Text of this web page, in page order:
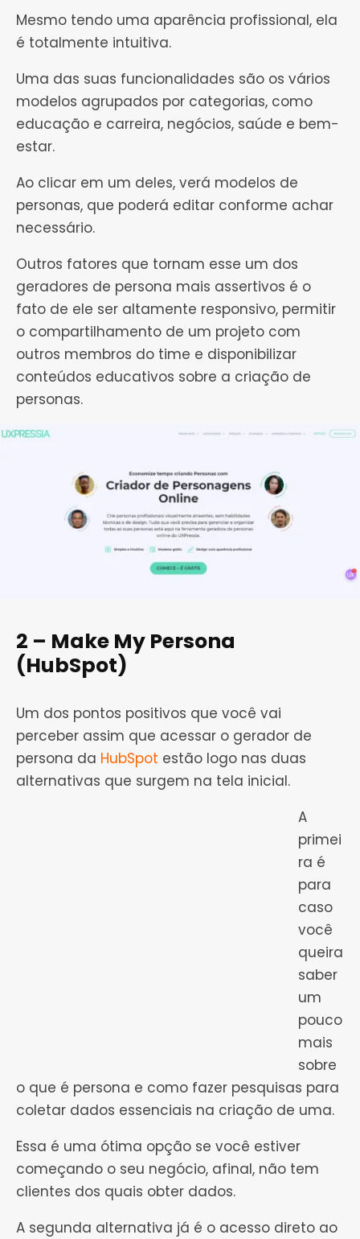
Mesmo tendo uma aparência profissional, ela
é totalmente intuitiva.
Uma das suas funcionalidades são os vários
modelos agrupados por categorias, como
educação e carreira, negócios, saúde e bem-
estar.
Ao clicar em um deles, verá modelos de
personas, que poderá editar conforme achar
necessário.
Outros fatores que tornam esse um dos
geradores de persona mais assertivos é o
fato de ele ser altamente responsivo, permitir
o compartilhamento de um projeto com
outros membros do time e disponibilizar
conteúdos educativos sobre a criação de
personas.
2 – Make My Persona
(HubSpot)
Um dos pontos positivos que você vai
perceber assim que acessar o gerador de
persona da HubSpot estão logo nas duas
alternativas que surgem na tela inicial.
A
primei
ra é
para
caso
você
queira
saber
um
pouco
mais
sobre
o que é persona e como fazer pesquisas para
coletar dados essenciais na criação de uma.
Essa é uma ótima opção se você estiver
começando o seu negócio, afinal, não tem
clientes dos quais obter dados.
A segunda alternativa já é o acesso direto ao